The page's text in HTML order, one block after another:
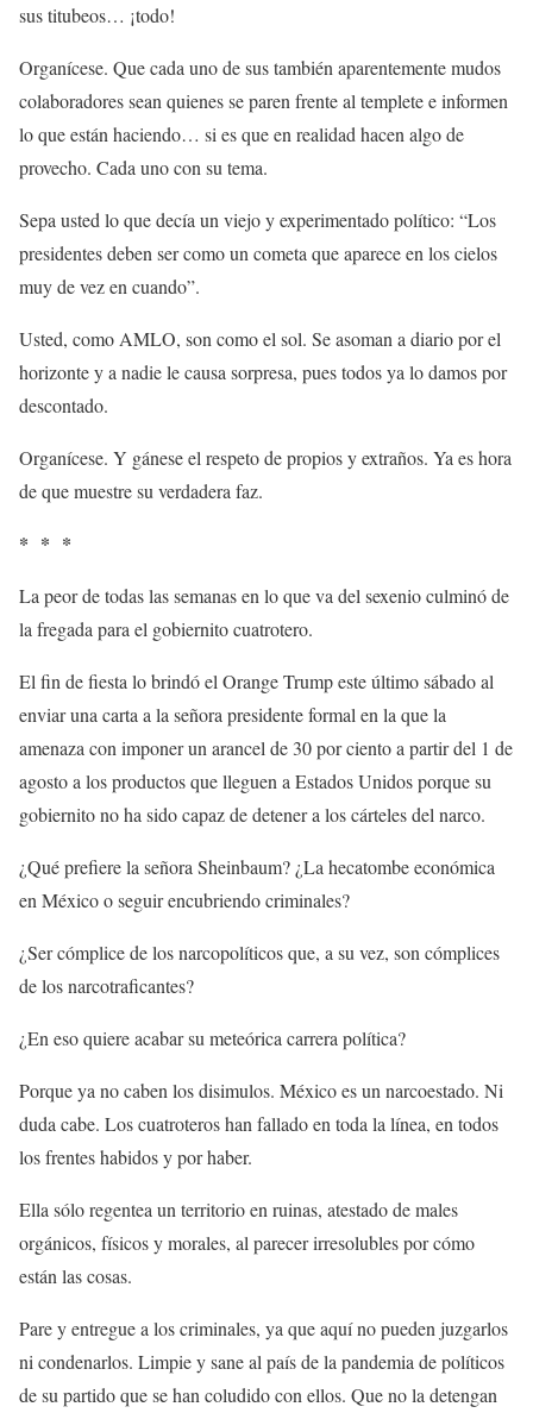
sus titubeos… ¡todo!
Organícese. Que cada uno de sus también aparentemente mudos
colaboradores sean quienes se paren frente al templete e informen
lo que están haciendo… si es que en realidad hacen algo de
provecho. Cada uno con su tema.
Sepa usted lo que decía un viejo y experimentado político: “Los
presidentes deben ser como un cometa que aparece en los cielos
muy de vez en cuando”.
Usted, como AMLO, son como el sol. Se asoman a diario por el
horizonte y a nadie le causa sorpresa, pues todos ya lo damos por
descontado.
Organícese. Y gánese el respeto de propios y extraños. Ya es hora
de que muestre su verdadera faz.
* * *
La peor de todas las semanas en lo que va del sexenio culminó de
la fregada para el gobiernito cuatrotero.
El fin de fiesta lo brindó el Orange Trump este último sábado al
enviar una carta a la señora presidente formal en la que la
amenaza con imponer un arancel de 30 por ciento a partir del 1 de
agosto a los productos que lleguen a Estados Unidos porque su
gobiernito no ha sido capaz de detener a los cárteles del narco.
¿Qué prefiere la señora Sheinbaum? ¿La hecatombe económica
en México o seguir encubriendo criminales?
¿Ser cómplice de los narcopolíticos que, a su vez, son cómplices
de los narcotraficantes?
¿En eso quiere acabar su meteórica carrera política?
Porque ya no caben los disimulos. México es un narcoestado. Ni
duda cabe. Los cuatroteros han fallado en toda la línea, en todos
los frentes habidos y por haber.
Ella sólo regentea un territorio en ruinas, atestado de males
orgánicos, físicos y morales, al parecer irresolubles por cómo
están las cosas.
Pare y entregue a los criminales, ya que aquí no pueden juzgarlos
ni condenarlos. Limpie y sane al país de la pandemia de políticos
de su partido que se han coludido con ellos. Que no la detengan